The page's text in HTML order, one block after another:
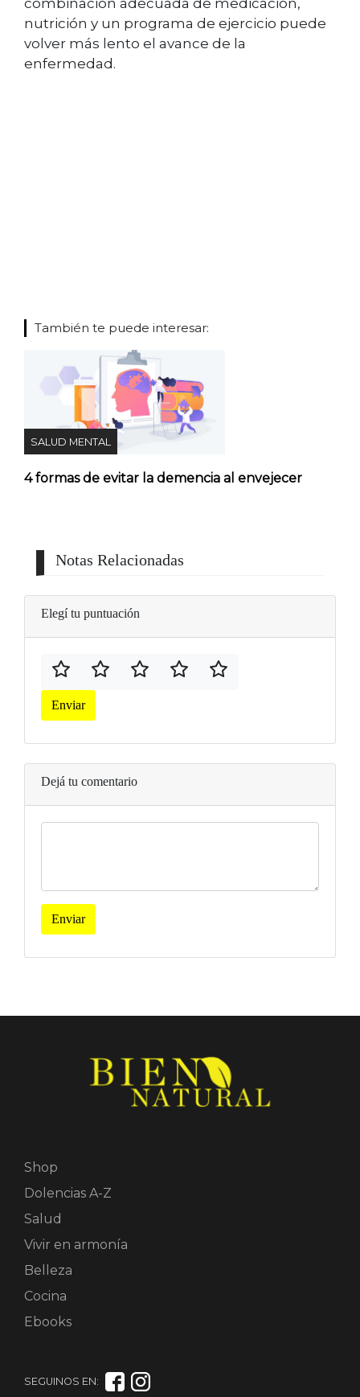
combinación adecuada de medicación,
nutrición y un programa de ejercicio puede
volver más lento el avance de la
enfermedad.
También te puede interesar:
SALUD MENTAL
4 formas de evitar la demencia al envejecer
Notas Relacionadas
Elegí tu puntuación
Enviar
Dejá tu comentario
Enviar
Shop
Dolencias A-Z
Salud
Vivir en armonía
Belleza
Cocina
Ebooks
SEGUINOS EN: